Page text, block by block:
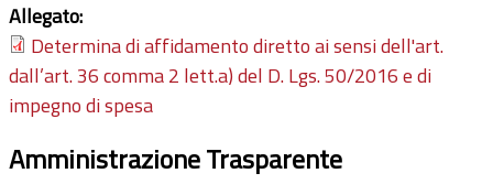
Allegato:
Determina di affidamento diretto ai sensi dell'art.
dall’art. 36 comma 2 lett.a) del D. Lgs. 50/2016 e di
impegno di spesa
Amministrazione Trasparente